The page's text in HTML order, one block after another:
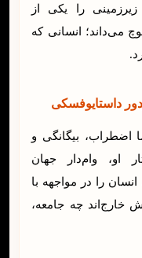
را یکی از
می‌داند؛ انسانی که
داستایوفسکی
اضطراب، بیگانگی و
او، وام‌دار جهان
را در مواجهه با
خارج‌اند چه جامعه،